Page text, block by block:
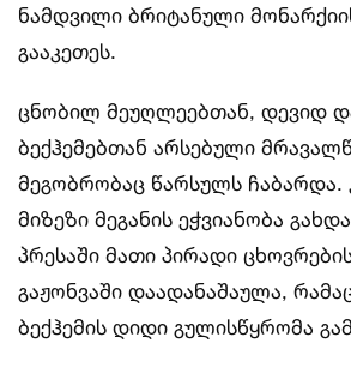
ნამდვილი ბრიტანული
გააკეთეს.
ცნობილ მეუღლეებთან, დევიდ
ბექჰემებთან არსებული
მეგობრობაც წარსულს
მიზეზი მეგანის ეჭვიანობა
პრესაში მათი პირადი
გაჟონვაში დაადანაშაულა,
ბექჰემის დიდი გულისწყრომა